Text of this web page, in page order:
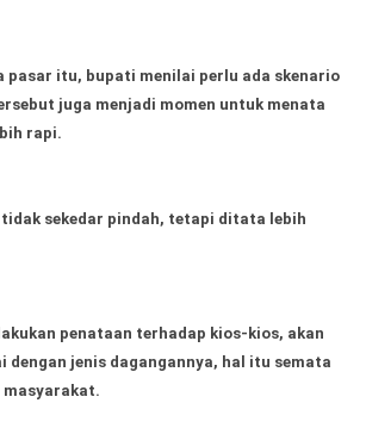
pasar itu, bupati menilai perlu ada skenario
juga menjadi momen untuk menata
rapi.
tidak sekedar pindah, tetapi ditata lebih
penataan terhadap kios-kios, akan
dengan jenis dagangannya, hal itu semata
masyarakat.